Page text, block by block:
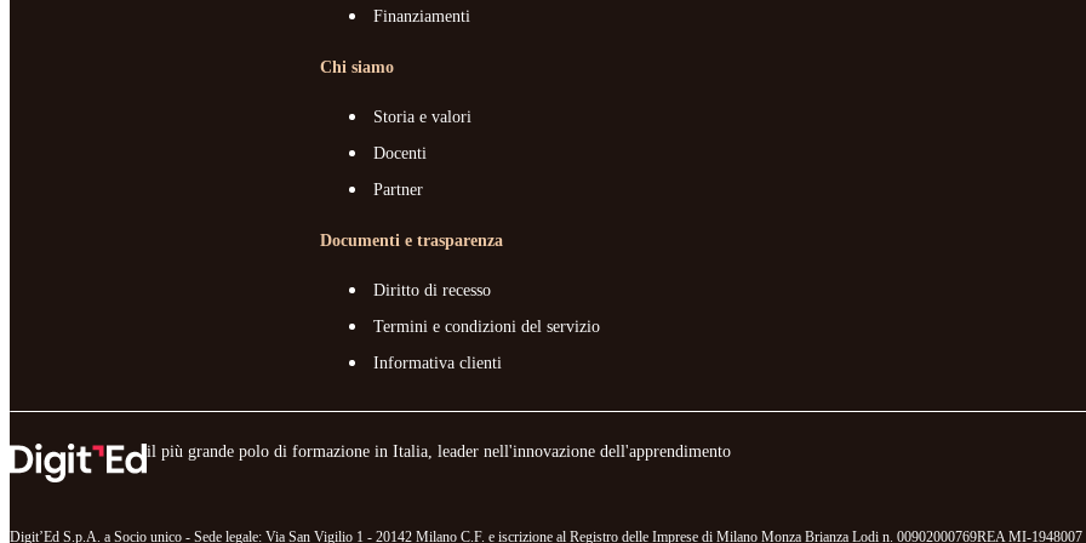
Finanziamenti
Chi siamo
Storia e valori
Docenti
Partner
Documenti e trasparenza
Diritto di recesso
Termini e condizioni del servizio
Informativa clienti
il più grande polo di formazione in Italia, leader nell'innovazione dell'apprendimento
Digit’Ed S.p.A. a Socio unico - Sede legale: Via San Vigilio 1 - 20142 Milano C.F. e iscrizione al Registro delle Imprese di Milano Monza Brianza Lodi n. 00902000769REA MI-1948007